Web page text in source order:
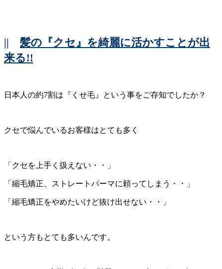
|| 髪の『クセ』を綺麗に活かすことが出
来る!!
日本人の約7割は『くせ毛』という事をご存知でしたか？
クセで悩んでいるお客様はとても多く
「クセを上手く扱えない・・」
「縮毛矯正、ストレートパーマに頼ってしまう・・」
「縮毛矯正をやめたいけど抜け出せない・・」
という方もとても多いんです。